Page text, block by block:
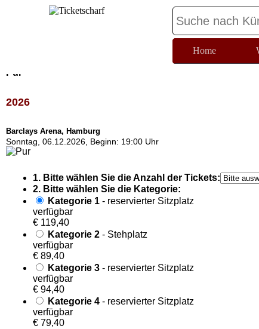
Home
Pur
2026
Barclays Arena, Hamburg
Sonntag, 06.12.2026, Beginn: 19:00 Uhr
1. Bitte wählen Sie die Anzahl der Tickets:
2. Bitte wählen Sie die Kategorie:
Kategorie 1 - reservierter Sitzplatz
verfügbar
€ 119,40
Kategorie 2 - Stehplatz
verfügbar
€ 89,40
Kategorie 3 - reservierter Sitzplatz
verfügbar
€ 94,40
Kategorie 4 - reservierter Sitzplatz
verfügbar
€ 79,40